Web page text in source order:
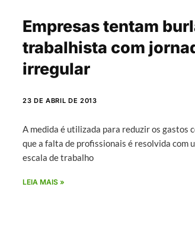
Empresas tentam
trabalhista com
irregular
23 DE ABRIL DE 2013
A medida é utilizada para reduzir os gastos
que a falta de profissionais é resolvida com
escala de trabalho
LEIA MAIS »